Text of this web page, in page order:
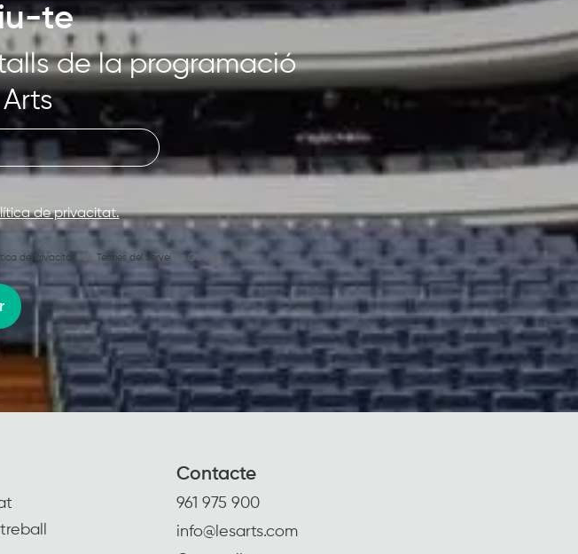
te
de la programació
de privacitat.
de Privacitat Termes del Servei de Google.
Contacte
961 975 900
info@lesarts.com